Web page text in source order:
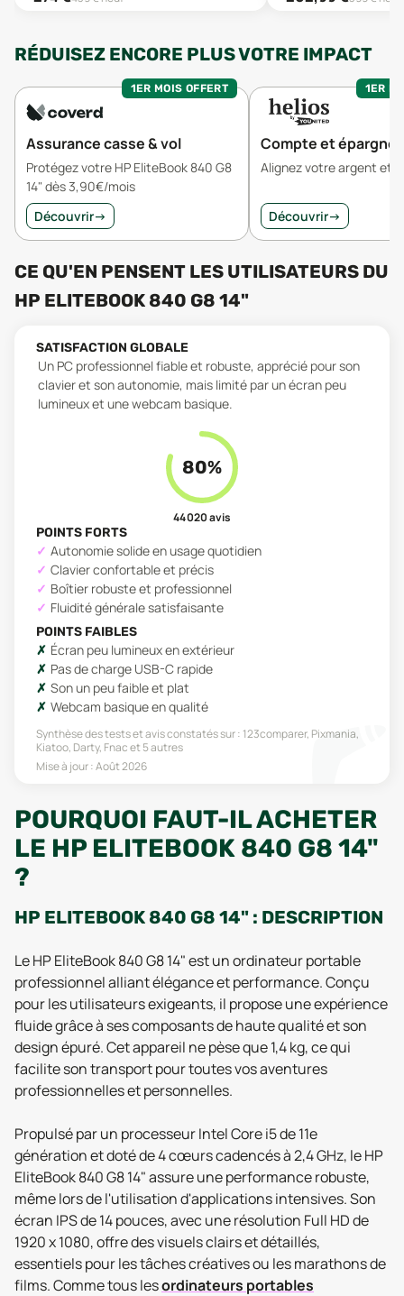
RÉDUISEZ ENCORE PLUS VOTRE IMPACT
1ER MOIS OFFERT
Assurance casse & vol
Protégez votre HP EliteBook 840 G8
14" dès 3,90€/mois
Découvrir→
1ER
Compte et épargne
Alignez votre argent et
Découvrir→
CE QU'EN PENSENT LES UTILISATEURS DU
HP ELITEBOOK 840 G8 14"
SATISFACTION GLOBALE
Un PC professionnel fiable et robuste, apprécié pour son
clavier et son autonomie, mais limité par un écran peu
lumineux et une webcam basique.
80%
44 020avis
POINTS FORTS
Autonomie solide en usage quotidien
Clavier confortable et précis
Boîtier robuste et professionnel
Fluidité générale satisfaisante
POINTS FAIBLES
Écran peu lumineux en extérieur
Pas de charge USB-C rapide
Son un peu faible et plat
Webcam basique en qualité
Synthèse des tests et avis constatés sur : 123comparer, Pixmania,
Kiatoo, Darty, Fnacet 5 autres
Mise à jour :Août 2026
POURQUOI FAUT-IL ACHETER
LE HP ELITEBOOK 840 G8 14"
?
HP ELITEBOOK 840 G8 14" : DESCRIPTION
Le HP EliteBook 840 G8 14" est un ordinateur portable
professionnel alliant élégance et performance. Conçu
pour les utilisateurs exigeants, il propose une expérience
fluide grâce à ses composants de haute qualité et son
design épuré. Cet appareil ne pèse que 1,4 kg, ce qui
facilite son transport pour toutes vos aventures
professionnelles et personnelles.
Propulsé par un processeur Intel Core i5 de 11e
génération et doté de 4 cœurs cadencés à 2,4 GHz, le HP
EliteBook 840 G8 14" assure une performance robuste,
même lors de l'utilisation d'applications intensives. Son
écran IPS de 14 pouces, avec une résolution Full HD de
1920 x 1080, offre des visuels clairs et détaillés,
essentiels pour les tâches créatives ou les marathons de
films. Comme tous lesordinateurs portables